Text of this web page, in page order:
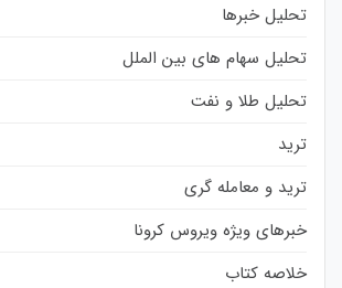
تحلیل خبرها
تحلیل سهام های بین الملل
تحلیل طلا و نفت
ترید
ترید و معامله گری
خبرهای ویژه ویروس کرونا
خلاصه کتاب